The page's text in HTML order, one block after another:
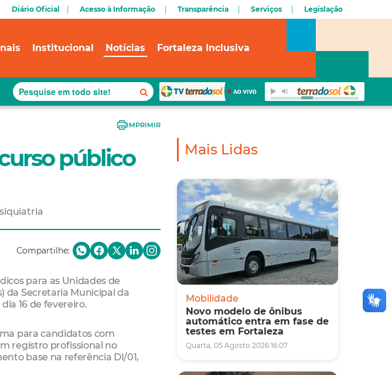
Diário Oficial Acesso à Informação Transparência Serviços Legislação
Institucional Notícias Fortaleza Inclusiva
IMPRIMIR
público
Compartilhe:
para as Unidades de
da Secretaria Municipal da
16 de fevereiro.
para candidatos com
registro profissional no
base na referência DI/01,
Mais Lidas
Mobilidade
Novo modelo de ônibus
automático entra em fase de
testes em Fortaleza
Quarta, 05 Agosto 2026 16:07